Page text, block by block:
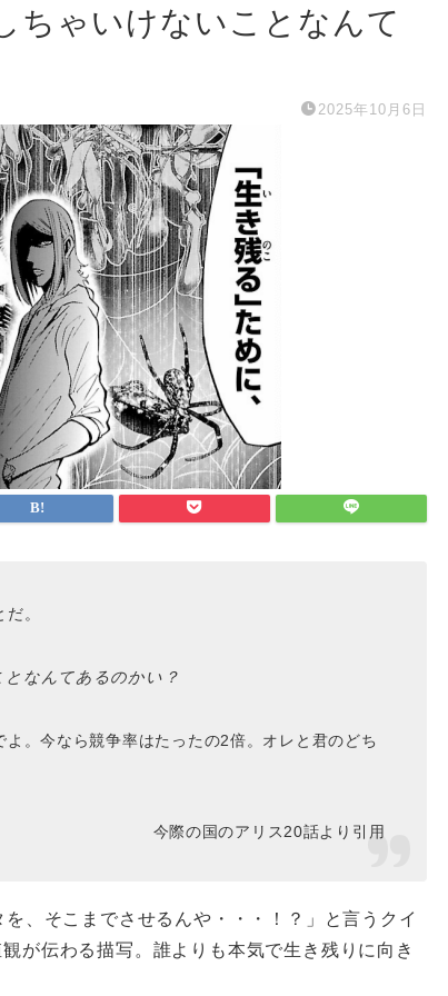
ちゃいけないことなんて
2025年10月6日
。
なんてあるのかい？
。今なら競争率はたったの2倍。オレと君のどち
今際の国のアリス20話より引用
、そこまでさせるんや・・・！？」と言うクイ
が伝わる描写。誰よりも本気で生き残りに向き